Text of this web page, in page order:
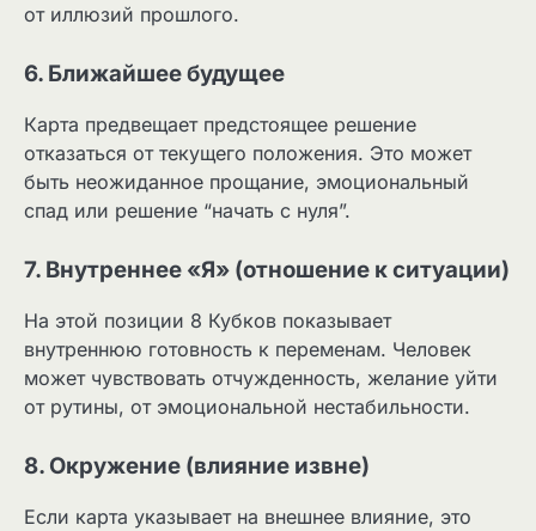
от иллюзий прошлого.
6. Ближайшее будущее
Карта предвещает предстоящее решение
отказаться от текущего положения. Это может
быть неожиданное прощание, эмоциональный
спад или решение “начать с нуля”.
7. Внутреннее «Я» (отношение к ситуации)
На этой позиции 8 Кубков показывает
внутреннюю готовность к переменам. Человек
может чувствовать отчужденность, желание уйти
от рутины, от эмоциональной нестабильности.
8. Окружение (влияние извне)
Если карта указывает на внешнее влияние, это